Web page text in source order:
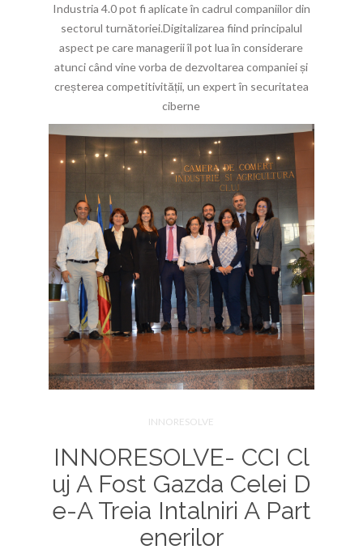
Industria 4.0 pot fi aplicate în cadrul companiilor din
sectorul turnătoriei.Digitalizarea fiind principalul
aspect pe care managerii îl pot lua în considerare
atunci când vine vorba de dezvoltarea companiei și
creșterea competitivității, un expert în securitatea
ciberne
INNORESOLVE
INNORESOLVE- CCI Cl
Uj A Fost Gazda Celei D
E-A Treia Intalniri A Part
Enerilor